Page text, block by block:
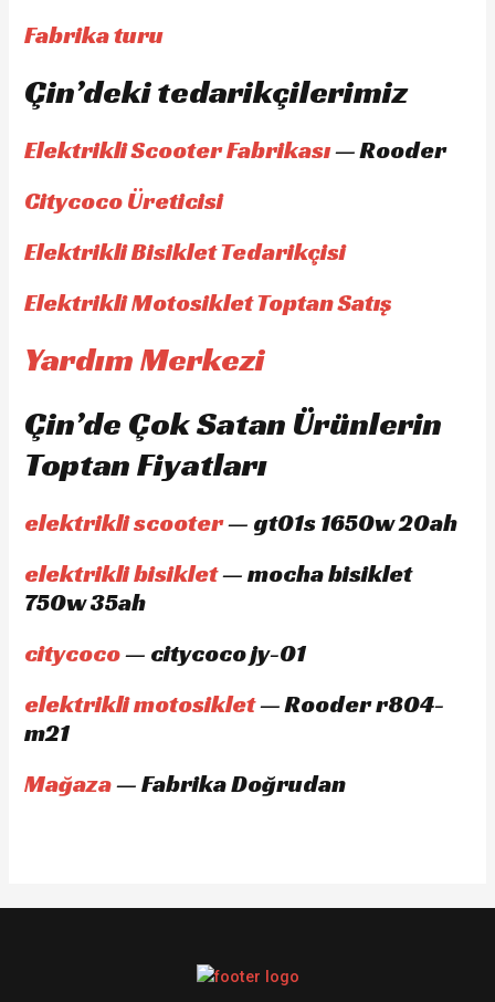
Fabrika turu
Çin’deki tedarikçilerimiz
Elektrikli Scooter Fabrikası— Rooder
Citycoco Üreticisi
Elektrikli Bisiklet Tedarikçisi
Elektrikli Motosiklet Toptan Satış
Yardım Merkezi
Çin’de Çok Satan Ürünlerin
Toptan Fiyatları
elektrikli scooter— gt01s 1650w 20ah
elektrikli bisiklet— mocha bisiklet
750w 35ah
citycoco— citycoco jy-01
elektrikli motosiklet— Rooder r804-
m21
Mağaza— Fabrika Doğrudan